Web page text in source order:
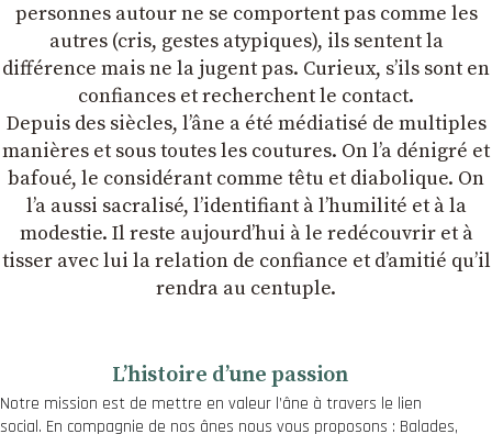
personnes autour ne se comportent pas comme les
autres (cris, gestes atypiques), ils sentent la
différence mais ne la jugent pas. Curieux, sʼils sont en
confiances et recherchent le contact.
Depuis des siècles, lʼâne a été médiatisé de multiples
manières et sous toutes les coutures. On lʼa dénigré et
bafoué, le considérant comme têtu et diabolique. On
lʼa aussi sacralisé, lʼidentifiant à lʼhumilité et à la
modestie. Il reste aujourdʼhui à le redécouvrir et à
tisser avec lui la relation de confiance et dʼamitié quʼil
rendra au centuple.
Lʼhistoire dʼune passion
Notre mission est de mettre en valeur l’âne à travers le lien
social. En compagnie de nos ânes nous vous proposons : Balades,